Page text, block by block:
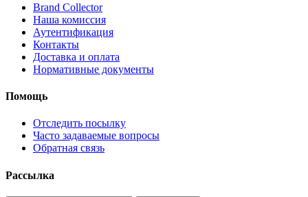
Brand Collector
Наша комиссия
Аутентификация
Контакты
Доставка и оплата
Нормативные документы
Помощь
Отследить посылку
Часто задаваемые вопросы
Обратная связь
Рассылка